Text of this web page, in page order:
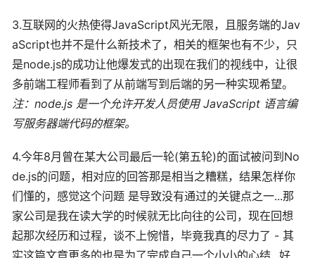
3.互联网的火热使得JavaScript风光无限，且服务端的Jav
aScript也并不是什么新技术了，相关的框架也有不少，只
是node.js的成功让他爆发式的出现在我们的视线中，让很
多前端工程师看到了从前端写到后端的另一种实现希望。
注：node.js 是一个允许开发人员使用 JavaScript 语言编
写服务器端代码的框架。
4.今年8月曾在某大公司最后一轮(第五轮)的面试被问到No
de.js的问题，相对应的回答那是相当之糟糕，结果怎样你
们懂的，感觉这个问题 是导致没有通过的关键点之一...那
家公司是我在读大学的时候就无比向往的公司，现在回想
起那次经历和过程，谈不上惋惜，毕竟我真的尽力了 - 其
实这篇文章更多的也是为了完成自己一个小小的心结...好